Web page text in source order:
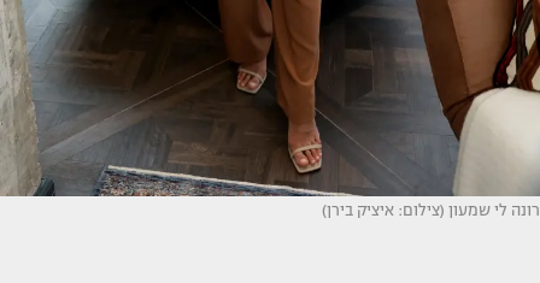
רונה לי שמעון (צילום: איציק בירן)